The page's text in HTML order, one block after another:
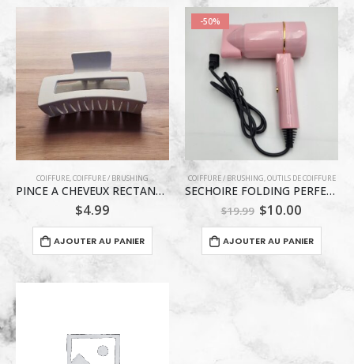
COIFFURE,COIFFURE / BRUSHING
PINCE A CHEVEUX RECTANGLE BLEU BEBE
$4.99
AJOUTER AU PANIER
-50%
COIFFURE / BRUSHING,OUTILS DE COIFFURE
SECHOIRE FOLDING PERFECT CARE
$19.99 Le
prix
initial
était :
$19.99.
$10.00
actuel
est :
$10.00.
AJOUTER AU PANIER